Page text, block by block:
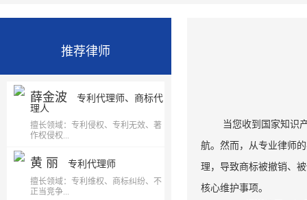
推荐律师
薛金波 专利代理师、商标代
理人
擅长领域：专利侵权、专利无效、著
作权侵权...
黄 丽 专利代理师
擅长领域：专利维权、商标纠纷、不
正当竞争...
当您收到国家知识
航。然而，从专业律师
理，导致商标被撤销、
核心维护事项。